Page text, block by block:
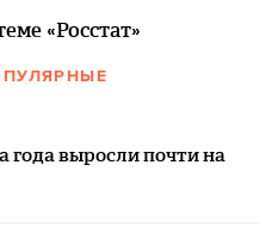
«Росстат»
года выросли почти на